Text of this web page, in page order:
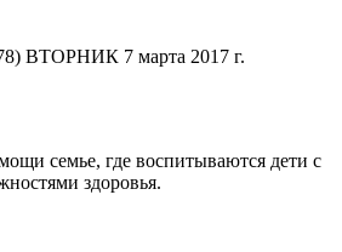
ВТОРНИК 7 марта 2017 г.
семье, где воспитываются дети с
здоровья.